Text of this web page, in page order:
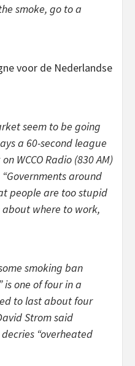
smoke, go to a
voor de Nederlandse
seem to be going
a 60-second league
WCCO Radio (830 AM)
around
people are too stupid
where to work,
smoking ban
is one of four in a
to last about four
Strom said
“overheated